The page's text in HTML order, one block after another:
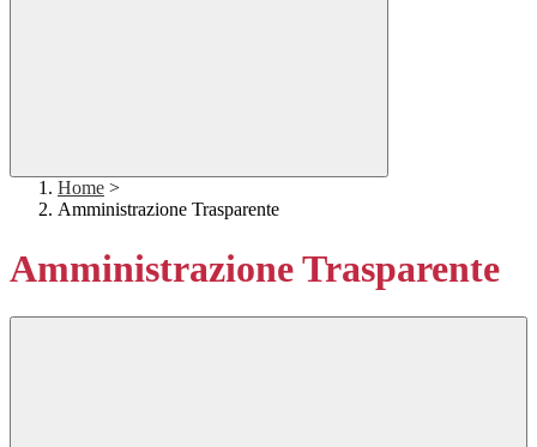
Home >
Amministrazione Trasparente
Amministrazione Trasparente